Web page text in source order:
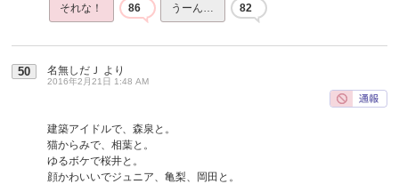
それな！ 86 うーん… 82
50 名無しだＪ より
2016年2月21日 1:48 AM
建築アイドルで、森泉と。
猫からみで、相葉と。
ゆるボケで桜井と。
顔かわいいでジュニア、亀梨、岡田と。